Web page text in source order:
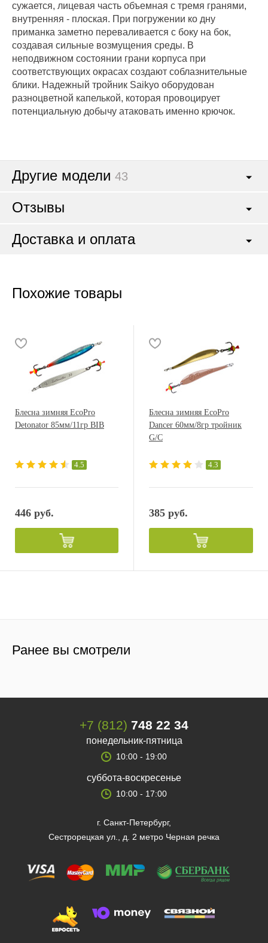
сужается, лицевая часть объемная с тремя гранями,
внутренняя - плоская. При погружении ко дну
приманка заметно переваливается с боку на бок,
создавая сильные возмущения среды. В
неподвижном состоянии грани корпуса при
соответствующих окрасах создают соблазнительные
блики. Надежный тройник Saikyo оборудован
разноцветной капелькой, которая провоцирует
потенциальную добычу атаковать именно крючок.
Другие модели 43
Отзывы
Доставка и оплата
Похожие товары
Блесна зимняя EcoPro
Detonator 85мм/11гр BIB
4.5
446 руб.
Блесна зимняя EcoPro
Dancer 60мм/8гр тройник
G/C
4.3
385 руб.
Ранее вы смотрели
+7 (812) 748 22 34
понедельник-пятница
10:00 - 19:00
суббота-воскресенье
10:00 - 17:00
г. Санкт-Петербург,
Сестрорецкая ул., д. 2 метро Черная речка